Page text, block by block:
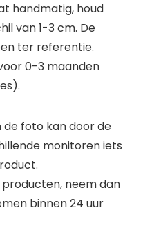
handmatig, houd
van 1-3 cm. De
ter referentie.
0-3 maanden
de foto kan door de
monitoren iets
neem dan
binnen 24 uur